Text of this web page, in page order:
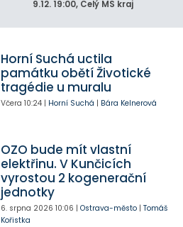
9.12. 19:00, Celý MS kraj
Horní Suchá uctila
památku obětí Životické
tragédie u muralu
Včera 10:24| Horní Suchá | Bára Kelnerová
OZO bude mít vlastní
elektřinu. V Kunčicích
vyrostou 2 kogenerační
jednotky
6. srpna 2026 10:06 | Ostrava-město| Tomáš
Kořistka